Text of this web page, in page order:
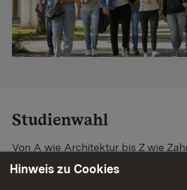
Studienwahl
Von A wie Architektur bis Z wie
Baden-Württemberg warten
Hinweis zu Cookies